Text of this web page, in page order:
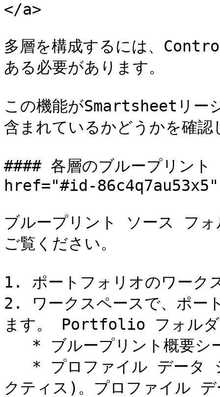
</a>
多層を構成するには、
ある必要があります。
この機能がSmartsheetリ
含まれているかどうかを確認
#### 各層のブループリン
href="#id-
ブループリント ソース フォ
ご覧ください。
1. ポートフォリオのワーク
2. ワークスペースで、ポー
ます。 Portfolio フォルダ
クティス)。プロファイル